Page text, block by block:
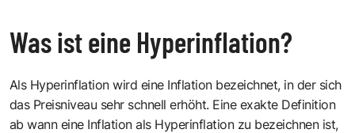
Was ist eine Hyperinflation?
Als Hyperinflation wird eine Inflation bezeichnet, in der sich
das Preisniveau sehr schnell erhöht. Eine exakte Definition
ab wann eine Inflation als Hyperinflation zu bezeichnen ist,